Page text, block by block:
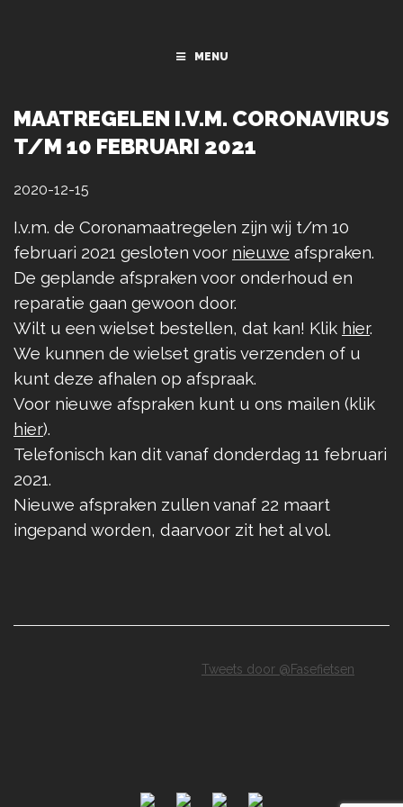
MENU
MAATREGELEN I.V.M. CORONAVIRUS
T/M 10 FEBRUARI 2021
2020-12-15
I.v.m. de Coronamaatregelen zijn wij t/m 10
februari 2021 gesloten voor nieuwe afspraken.
De geplande afspraken voor onderhoud en
reparatie gaan gewoon door.
Wilt u een wielset bestellen, dat kan! Klik hier.
We kunnen de wielset gratis verzenden of u
kunt deze afhalen op afspraak.
Voor nieuwe afspraken kunt u ons mailen (klik
hier).
Telefonisch kan dit vanaf donderdag 11 februari
2021.
Nieuwe afspraken zullen vanaf 22 maart
ingepand worden, daarvoor zit het al vol.
Tweets door @Fasefietsen